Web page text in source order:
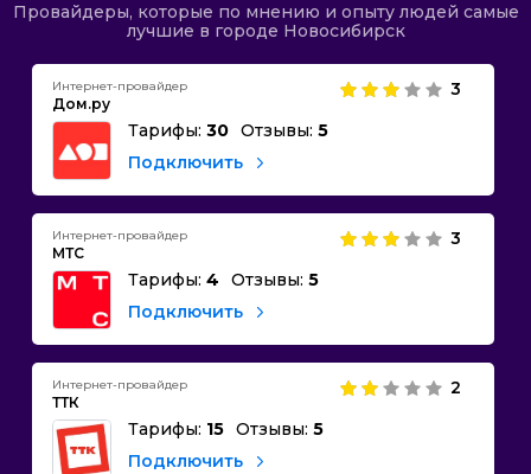
Провайдеры, которые по мнению и опыту людей самые
лучшие в городе Новосибирск
Интернет-провайдер
Дом.ру
3
Тарифы: 30 Отзывы: 5
Подключить
Интернет-провайдер
МТС
3
Тарифы: 4 Отзывы: 5
Подключить
Интернет-провайдер
ТТК
2
Тарифы: 15 Отзывы: 5
Подключить